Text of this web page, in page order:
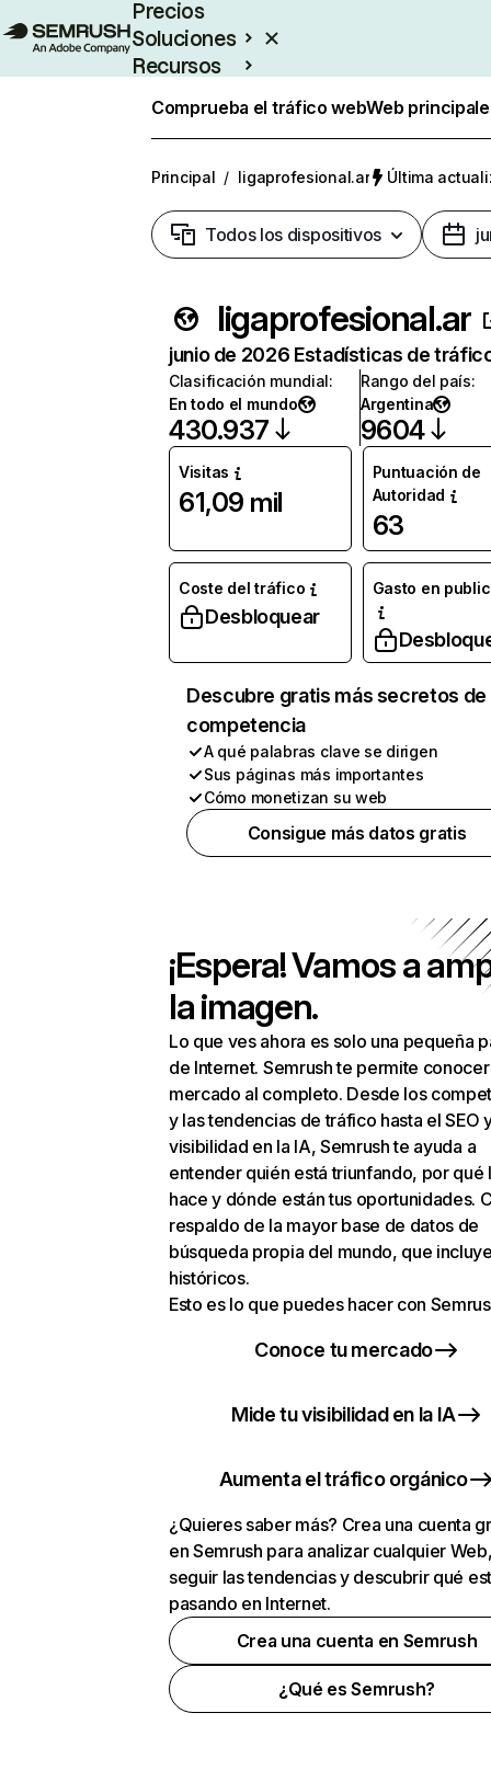
Precios
Soluciones
Recursos
Comprueba el tráfico webWeb
Principal / ligaprofesional.ar Última
Todos los dispositivos
ligaprofesional.ar
junio de 2026 Estadísticas de
Clasificación mundial:
En todo el mundo
430.937
Rango del país:
Argentina
9604
Visitas
61,09 mil
Puntuación de
Autoridad
63
Coste del tráfico
Desbloquear
Gasto en
Descubre gratis más secretos de
competencia
A qué palabras clave se dirigen
Sus páginas más importantes
Cómo monetizan su web
Consigue más datos gratis
¡Espera! Vamos a
la imagen.
Lo que ves ahora es solo una pequeña
de Internet. Semrush te permite
mercado al completo. Desde los
y las tendencias de tráfico hasta el SEO
visibilidad en la IA, Semrush te ayuda a
entender quién está triunfando, por qué
hace y dónde están tus oportunidades.
respaldo de la mayor base de datos de
búsqueda propia del mundo, que
históricos.
Esto es lo que puedes hacer con
Conoce tu mercado
Mide tu visibilidad en la IA
Aumenta el tráfico orgánico
¿Quieres saber más? Crea una cuenta
en Semrush para analizar cualquier
seguir las tendencias y descubrir qué
pasando en Internet.
Crea una cuenta en Semrush
¿Qué es Semrush?